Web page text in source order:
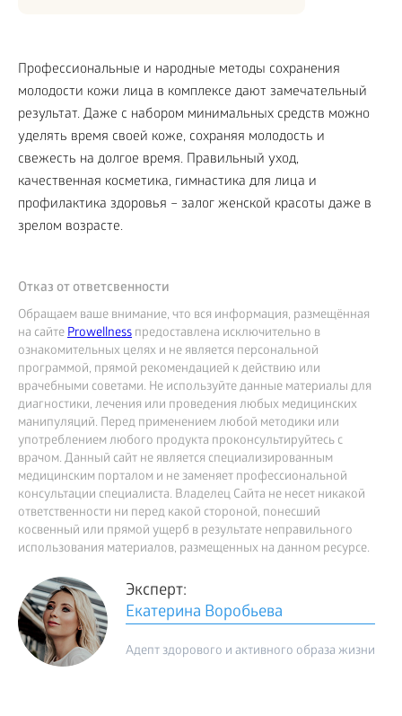
Профессиональные и народные методы сохранения
молодости кожи лица в комплексе дают замечательный
результат. Даже с набором минимальных средств можно
уделять время своей коже, сохраняя молодость и
свежесть на долгое время. Правильный уход,
качественная косметика, гимнастика для лица и
профилактика здоровья – залог женской красоты даже в
зрелом возрасте.
Отказ от ответсвенности
Обращаем ваше внимание, что вся информация, размещённая
на сайтеProwellness предоставлена исключительно в
ознакомительных целях и не является персональной
программой, прямой рекомендацией к действию или
врачебными советами. Не используйте данные материалы для
диагностики, лечения или проведения любых медицинских
манипуляций. Перед применением любой методики или
употреблением любого продукта проконсультируйтесь с
врачом. Данный сайт не является специализированным
медицинским порталом и не заменяет профессиональной
консультации специалиста. Владелец Сайта не несет никакой
ответственности ни перед какой стороной, понесший
косвенный или прямой ущерб в результате неправильного
использования материалов, размещенных на данном ресурсе.
Эксперт:
Екатерина Воробьева
Адепт здорового и активного образа жизни